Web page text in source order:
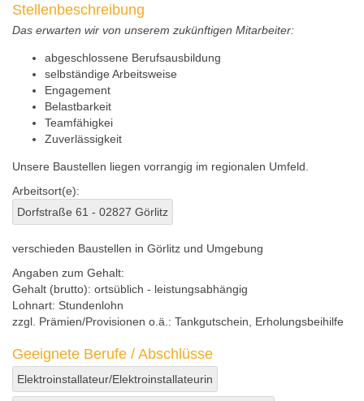
Stellenbeschreibung
Das erwarten wir von unserem zukünftigen Mitarbeiter:
abgeschlossene Berufsausbildung
selbständige Arbeitsweise
Engagement
Belastbarkeit
Teamfähigkei
Zuverlässigkeit
Unsere Baustellen liegen vorrangig im regionalen Umfeld.
Arbeitsort(e):
Dorfstraße 61 - 02827 Görlitz
verschieden Baustellen in Görlitz und Umgebung
Angaben zum Gehalt:
Gehalt (brutto): ortsüblich - leistungsabhängig
Lohnart: Stundenlohn
zzgl. Prämien/Provisionen o.ä.: Tankgutschein, Erholungsbeihilfe
Geeignete Berufe / Abschlüsse
Elektroinstallateur/Elektroinstallateurin